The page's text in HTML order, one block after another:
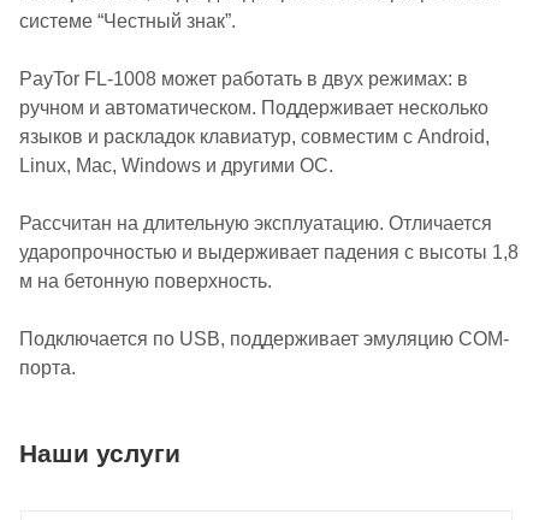
системе “Честный знак”.
PayTor FL-1008 может работать в двух режимах: в
ручном и автоматическом. Поддерживает несколько
языков и раскладок клавиатур, совместим с Android,
Linux, Mac, Windows и другими ОС.
Рассчитан на длительную эксплуатацию. Отличается
ударопрочностью и выдерживает падения с высоты 1,8
м на бетонную поверхность.
Подключается по USB, поддерживает эмуляцию COM-
порта.
Наши услуги